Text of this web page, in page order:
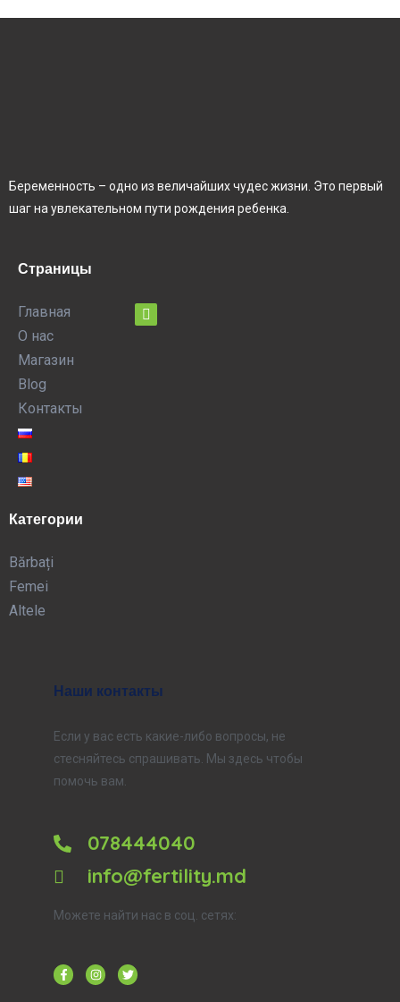
Беременность – одно из величайших чудес жизни. Это первый
шаг на увлекательном пути рождения ребенка.
Страницы
Главная
О нас
Магазин
Blog
Контакты
Категории
Bărbați
Femei
Altele
Наши контакты
Если у вас есть какие-либо вопросы, не
стесняйтесь спрашивать. Мы здесь чтобы
помочь вам.
078444040
info@fertility.md
Можете найти нас в соц. сетях: